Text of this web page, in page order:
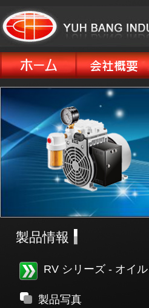
製品情報
RV シリーズ - オイ
製品写真